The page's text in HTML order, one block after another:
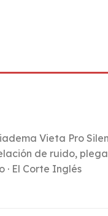
Vieta Pro
de ruido,
· El Corte Inglés